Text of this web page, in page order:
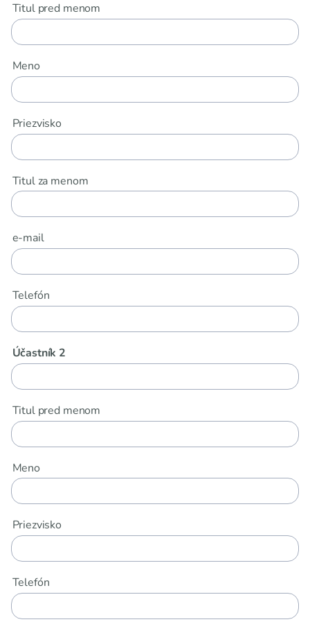
Titul pred menom
Meno
Priezvisko
Titul za menom
e-mail
Telefón
Účastník 2
Titul pred menom
Meno
Priezvisko
Telefón